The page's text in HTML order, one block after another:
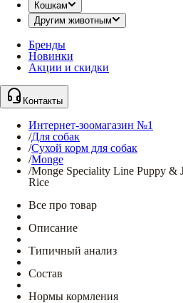
Кошкам
Другим животным
Бренды
Новинки
Акции и скидки
Контакты
Интернет-зоомагазин №1
/Для собак
/Сухой корм для собак
/Monge
/Monge Speciality Line Puppy &
Rice
Все про товар
Описание
Типичный анализ
Состав
Нормы кормления